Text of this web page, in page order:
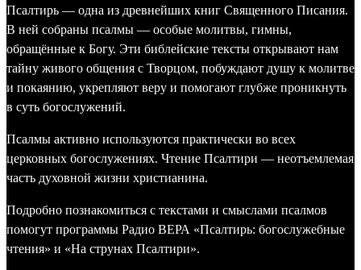
Псалтирь — одна из древнейших книг Священного Писания.
В ней собраны псалмы — особые молитвы, гимны,
обращённые к Богу. Эти библейские тексты открывают нам
тайну живого общения с Творцом, побуждают душу к молитве
и покаянию, укрепляют веру и помогают глубже проникнуть
в суть богослужений.
Псалмы активно используются практически во всех
церковных богослужениях. Чтение Псалтири — неотъемлемая
часть духовной жизни христианина.
Подробно познакомиться с текстами и смыслами псалмов
помогут программы Радио ВЕРА «Псалтирь: богослужебные
чтения» и «На струнах Псалтири».